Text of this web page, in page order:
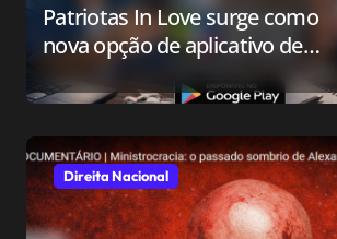
Patriotas In Love surge como
nova opção de aplicativo de
relacionamento para o público
conservador
Direita Nacional